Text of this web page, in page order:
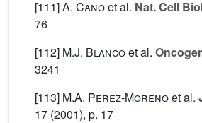
[111]A. Canoet al. Nat. Cell
76
[112] M.J. Blancoet al.
3241
[113] M.A. Perez-Morenoet al.
17 (2001), p. 17